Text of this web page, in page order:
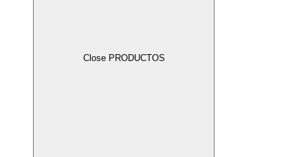
Close PRODUCTOS